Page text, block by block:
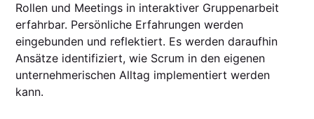
Rollen und Meetings in interaktiver Gruppenarbeit
erfahrbar. Persönliche Erfahrungen werden
eingebunden und reflektiert. Es werden daraufhin
Ansätze identifiziert, wie Scrum in den eigenen
unternehmerischen Alltag implementiert werden
kann.